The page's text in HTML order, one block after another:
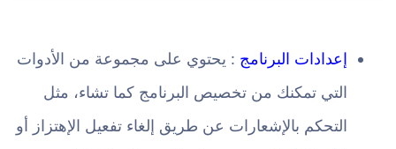
إعدادات البرنامج : يحتوي على مجموعة من الأدوات
التي تمكنك من تخصيص البرنامج كما تشاء، مثل
التحكم بالإشعارات عن طريق إلغاء تفعيل الإهتزاز أو